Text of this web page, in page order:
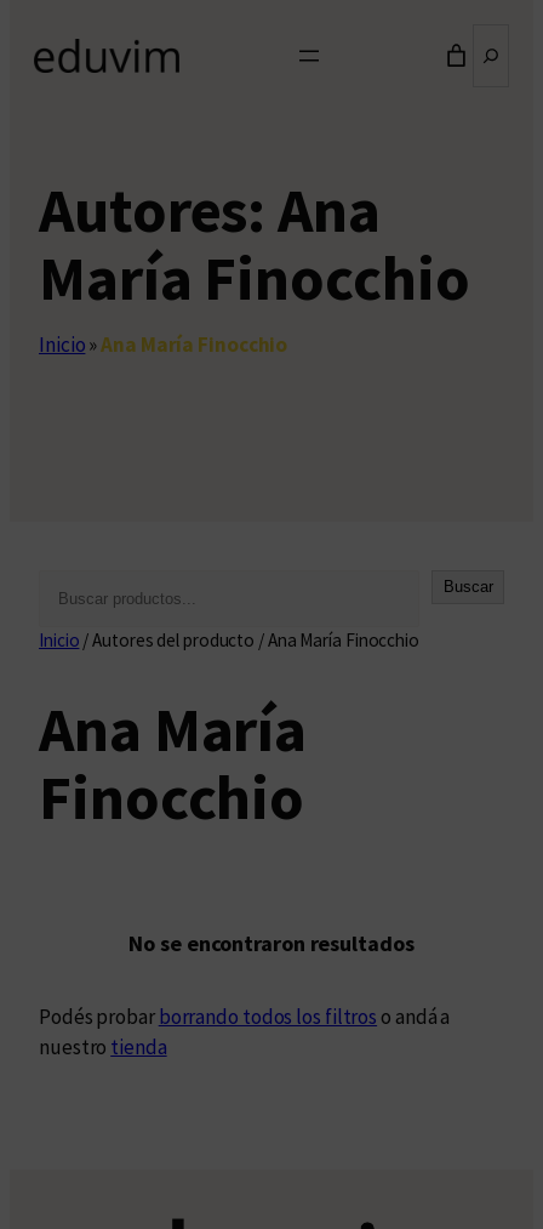
Autores:Ana
María Finocchio
Inicio»Ana María Finocchio
s
r
Buscar
Inicio / Autores del producto / Ana María Finocchio
Ana María
Finocchio
No se encontraron resultados
Podés probarborrando todos los filtros o andá a
nuestro tienda